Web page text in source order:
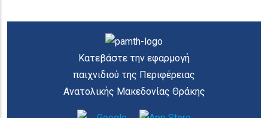
Κατεβάστε την εφαρμογή
παιχνιδιού της Περιφέρειας
Ανατολικής Μακεδονίας Θράκης